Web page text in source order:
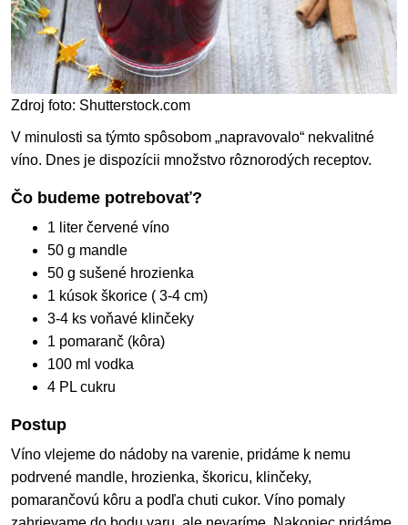
Zdroj foto: Shutterstock.com
V minulosti sa týmto spôsobom „napravovalo“ nekvalitné
víno. Dnes je dispozícii množstvo rôznorodých receptov.
Čo budeme potrebovať?
1 liter červené víno
50 g mandle
50 g sušené hrozienka
1 kúsok škorice ( 3-4 cm)
3-4 ks voňavé klinčeky
1 pomaranč (kôra)
100 ml vodka
4 PL cukru
Postup
Víno vlejeme do nádoby na varenie, pridáme k nemu
podrvené mandle, hrozienka, škoricu, klinčeky,
pomarančovú kôru a podľa chuti cukor. Víno pomaly